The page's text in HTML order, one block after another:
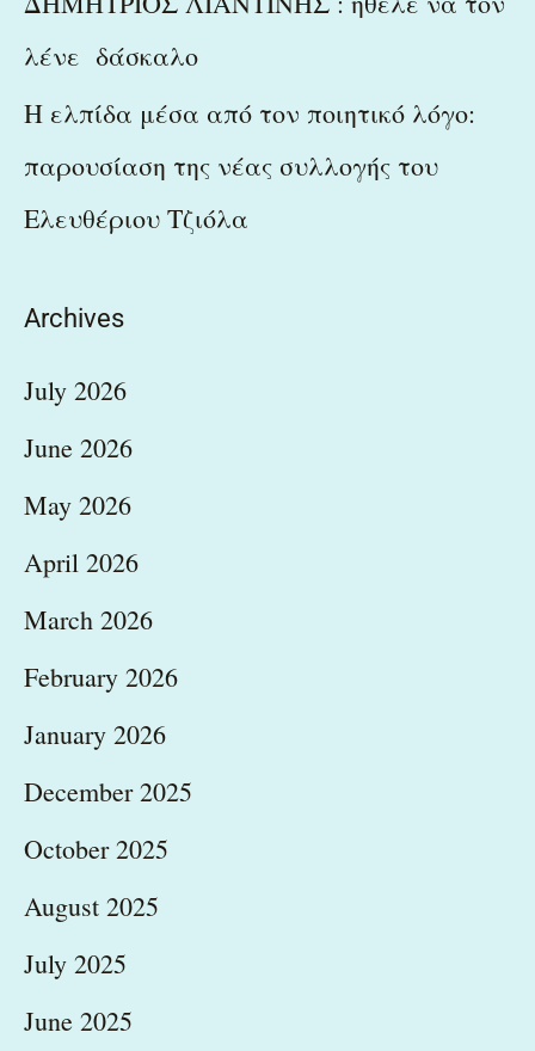
λένε δάσκαλο
Η ελπίδα μέσα από τον ποιητικό λόγο:
παρουσίαση της νέας συλλογής του
Ελευθέριου Τζιόλα
Archives
July 2026
June 2026
May 2026
April 2026
March 2026
February 2026
January 2026
December 2025
October 2025
August 2025
July 2025
June 2025